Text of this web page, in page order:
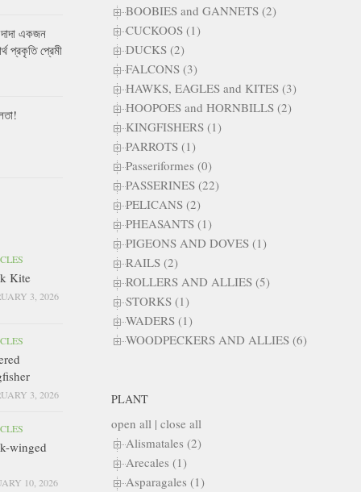
BOOBIES and GANNETS (2)
CUCKOOS (1)
DUCKS (2)
FALCONS (3)
HAWKS, EAGLES and KITES (3)
HOOPOES and HORNBILLS (2)
KINGFISHERS (1)
PARROTS (1)
Passeriformes (0)
PASSERINES (22)
PELICANS (2)
PHEASANTS (1)
PIGEONS AND DOVES (1)
RAILS (2)
ROLLERS AND ALLIES (5)
STORKS (1)
WADERS (1)
WOODPECKERS AND ALLIES (6)
PLANT
open all | close all
Alismatales (2)
Arecales (1)
Asparagales (1)
একজন
প্রকৃতি প্রেমী
Kite
3, 2026
3, 2026
winged
10, 2026